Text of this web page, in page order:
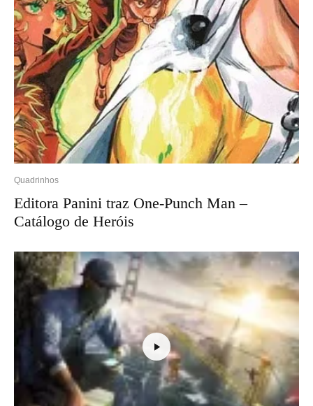
Quadrinhos
Editora Panini traz One-Punch Man –
Catálogo de Heróis